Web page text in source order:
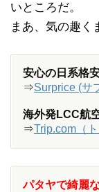
いところだ。
まあ、気の趣く
安心の日系格
⇒Surprice (サ
海外発LCC航
⇒Trip.com（
パタヤで綺麗